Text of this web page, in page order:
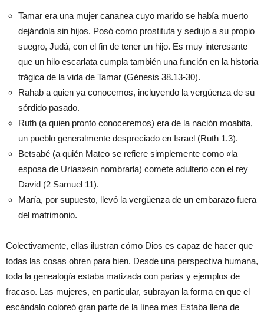
Tamar era una mujer cananea cuyo marido se había muerto
dejándola sin hijos. Posó como prostituta y sedujo a su propio
suegro, Judá, con el fin de tener un hijo. Es muy interesante
que un hilo escarlata cumpla también una función en la historia
trágica de la vida de Tamar (Génesis 38.13-30).
Rahab a quien ya conocemos, incluyendo la vergüenza de su
sórdido pasado.
Ruth (a quien pronto conoceremos) era de la nación moabita,
un pueblo generalmente despreciado en Israel (Ruth 1.3).
Betsabé (a quién Mateo se refiere simplemente como «la
esposa de Urías»sin nombrarla) comete adulterio con el rey
David (2 Samuel 11).
María, por supuesto, llevó la vergüenza de un embarazo fuera
del matrimonio.
Colectivamente, ellas ilustran cómo Dios es capaz de hacer que
todas las cosas obren para bien. Desde una perspectiva humana,
toda la genealogía estaba matizada con parias y ejemplos de
fracaso. Las mujeres, en particular, subrayan la forma en que el
escándalo coloreó gran parte de la línea mes Estaba llena de